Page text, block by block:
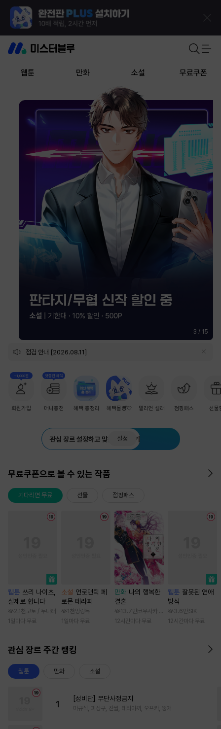
웹툰 만화 소설 무료쿠폰
3 / 15
점검 안내 [2026.08.11]
+1,000원
회원가입
첫충전 혜택
머니충전 혜택 총정리 혜택몰빵💘 밀리언 셀러 점핑패스 선물
관심 장르 설정하고 맞춤 추천 받기
설정
무료쿠폰으로 볼 수 있는 작품
기다리면 무료 선물 점핑패스
웹툰 쓰리 나이츠,
실제로 합니다
2.1천 고토 / 두나래
1일마다 무료
소설 언로맨틱 페
로몬 테라피
1천 망랑독
1일마다 무료
만화 나의 행복한
결혼
13.7만 코우사카 리토 / 아기토기 아쿠미
12시간마다 무료
웹툰 잘못된 연애
방식
3.6만 SIK
12시간마다 무료
관심 장르 주간 랭킹
웹툰 만화 소설
1
[성비단] 무단사정금지
마규식, 피상구, 진월, 테리야끼, 오프카, 뚱개